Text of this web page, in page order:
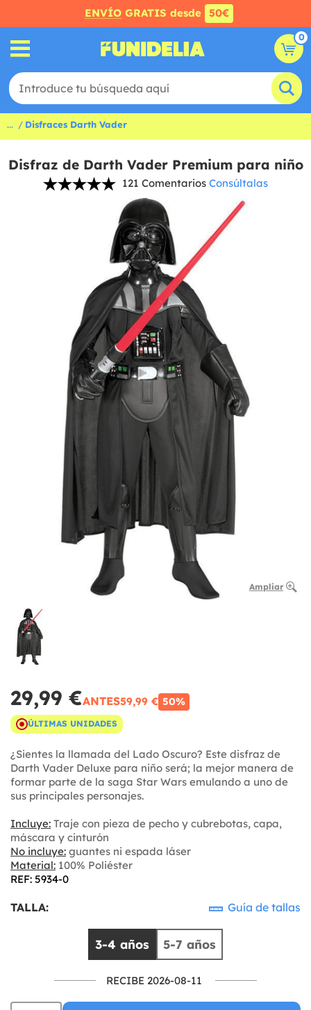
ENVÍO GRATIS desde 50€
0
... Disfraces Darth Vader
Disfraz de Darth Vader Premium para niño
121 Comentarios Consúltalas
Ampliar
29,99 €ANTES59,99 € 50%
ÚLTIMAS UNIDADES
¿Sientes la llamada del Lado Oscuro? Este disfraz de
Darth Vader Deluxe para niño será; la mejor manera de
formar parte de la saga Star Wars emulando a uno de
sus principales personajes.
Incluye: Traje con pieza de pecho y cubrebotas, capa,
máscara y cinturón
No incluye: guantes ni espada láser
Material: 100% Poliéster
REF: 5934-0
TALLA: Guía de tallas
3-4 años 5-7 años
RECIBE 2026-08-11